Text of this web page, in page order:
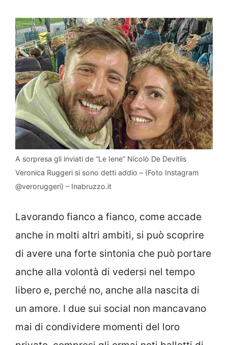
A sorpresa gli inviati de “Le Iene” Nicolò De Devitiis
Veronica Ruggeri si sono detti addio – (Foto Instagram
@veroruggeri) – Inabruzzo.it
Lavorando fianco a fianco, come accade
anche in molti altri ambiti, si può scoprire
di avere una forte sintonia che può portare
anche alla volontà di vedersi nel tempo
libero e, perché no, anche alla nascita di
un amore. I due sui social non mancavano
mai di condividere momenti del loro